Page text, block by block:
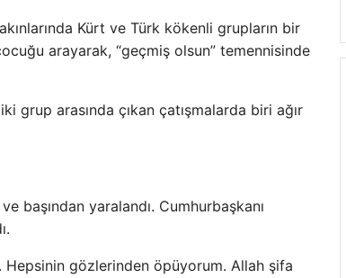
Kürt ve Türk kökenli grupların bir
arayarak, “geçmiş olsun” temennisinde
arasında çıkan çatışmalarda biri ağır
başından yaralandı. Cumhurbaşkanı
gözlerinden öpüyorum. Allah şifa